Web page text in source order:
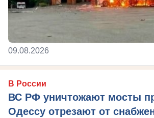
09.08.2026
В России
ВС РФ уничтожают мосты
Одессу отрезают от